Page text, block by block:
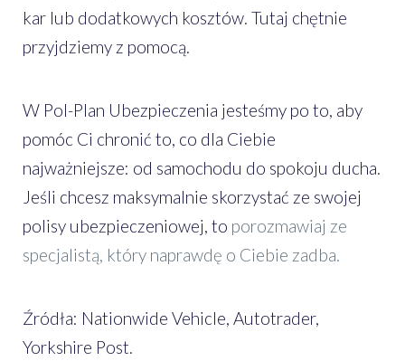
kar lub dodatkowych kosztów. Tutaj chętnie
przyjdziemy z pomocą.
W Pol-Plan Ubezpieczenia jesteśmy po to, aby
pomóc Ci chronić to, co dla Ciebie
najważniejsze: od samochodu do spokoju ducha.
Jeśli chcesz maksymalnie skorzystać ze swojej
polisy ubezpieczeniowej, to porozmawiaj ze
specjalistą, który naprawdę o Ciebie zadba.
Źródła: Nationwide Vehicle, Autotrader,
Yorkshire Post.